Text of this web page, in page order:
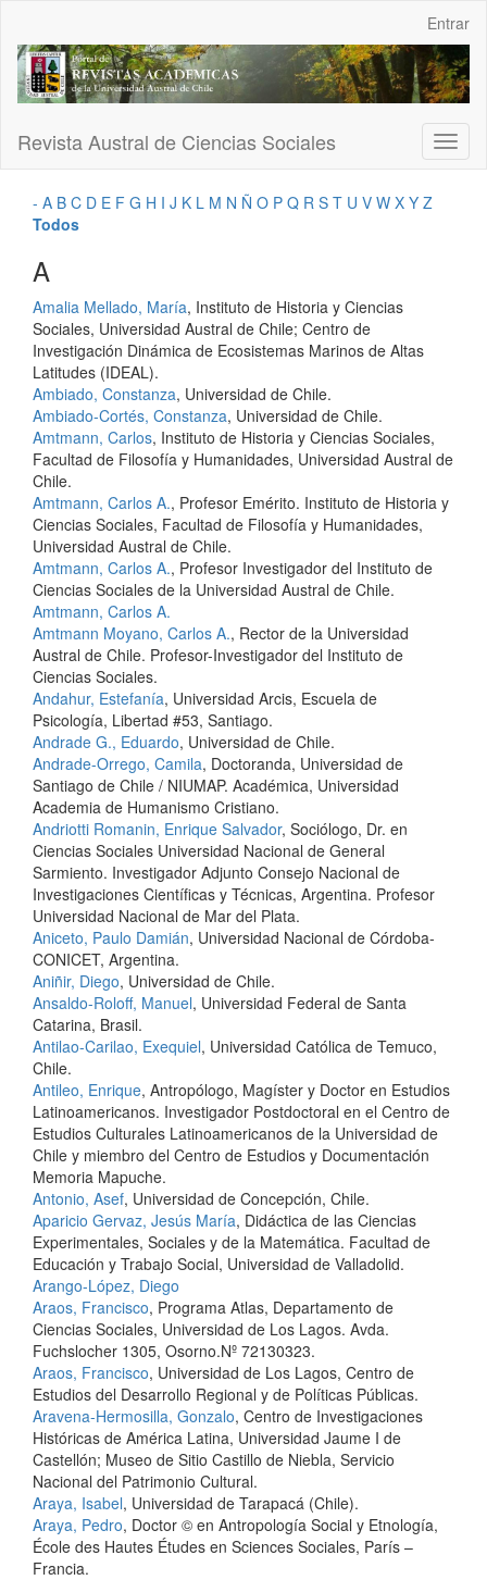
Contenido
principal
Barra
Entrar
Revista Austral de Ciencias Sociales
- A B C D E F G H I J K L M N Ñ O P Q R S T U V W X Y Z
Todos
A
Amalia Mellado, María, Instituto de Historia y Ciencias
Sociales, Universidad Austral de Chile; Centro de
Investigación Dinámica de Ecosistemas Marinos de Altas
Latitudes (IDEAL).
Ambiado, Constanza, Universidad de Chile.
Ambiado-Cortés, Constanza, Universidad de Chile.
Amtmann, Carlos, Instituto de Historia y Ciencias Sociales,
Facultad de Filosofía y Humanidades, Universidad Austral de
Chile.
Amtmann, Carlos A., Profesor Emérito. Instituto de Historia y
Ciencias Sociales, Facultad de Filosofía y Humanidades,
Universidad Austral de Chile.
Amtmann, Carlos A., Profesor Investigador del Instituto de
Ciencias Sociales de la Universidad Austral de Chile.
Amtmann, Carlos A.
Amtmann Moyano, Carlos A., Rector de la Universidad
Austral de Chile. Profesor-Investigador del Instituto de
Ciencias Sociales.
Andahur, Estefanía, Universidad Arcis, Escuela de
Psicología, Libertad #53, Santiago.
Andrade G., Eduardo, Universidad de Chile.
Andrade-Orrego, Camila, Doctoranda, Universidad de
Santiago de Chile / NIUMAP. Académica, Universidad
Academia de Humanismo Cristiano.
Andriotti Romanin, Enrique Salvador, Sociólogo, Dr. en
Ciencias Sociales Universidad Nacional de General
Sarmiento. Investigador Adjunto Consejo Nacional de
Investigaciones Científicas y Técnicas, Argentina. Profesor
Universidad Nacional de Mar del Plata.
Aniceto, Paulo Damián, Universidad Nacional de Córdoba-
CONICET, Argentina.
Aniñir, Diego, Universidad de Chile.
Ansaldo-Roloff, Manuel, Universidad Federal de Santa
Catarina, Brasil.
Antilao-Carilao, Exequiel, Universidad Católica de Temuco,
Chile.
Antileo, Enrique, Antropólogo, Magíster y Doctor en Estudios
Latinoamericanos. Investigador Postdoctoral en el Centro de
Estudios Culturales Latinoamericanos de la Universidad de
Chile y miembro del Centro de Estudios y Documentación
Memoria Mapuche.
Antonio, Asef, Universidad de Concepción, Chile.
Aparicio Gervaz, Jesús María, Didáctica de las Ciencias
Experimentales, Sociales y de la Matemática. Facultad de
Educación y Trabajo Social, Universidad de Valladolid.
Arango-López, Diego
Araos, Francisco, Programa Atlas, Departamento de
Ciencias Sociales, Universidad de Los Lagos. Avda.
Fuchslocher 1305, Osorno.Nº 72130323.
Araos, Francisco, Universidad de Los Lagos, Centro de
Estudios del Desarrollo Regional y de Políticas Públicas.
Aravena-Hermosilla, Gonzalo, Centro de Investigaciones
Históricas de América Latina, Universidad Jaume I de
Castellón; Museo de Sitio Castillo de Niebla, Servicio
Nacional del Patrimonio Cultural.
Araya, Isabel, Universidad de Tarapacá (Chile).
Araya, Pedro, Doctor © en Antropología Social y Etnología,
École des Hautes Études en Sciences Sociales, París –
Francia.